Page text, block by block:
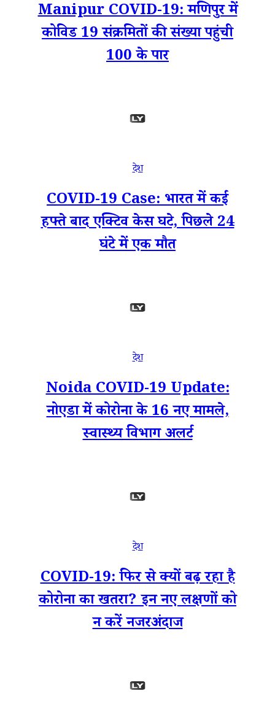
Manipur COVID-19: मणिपुर में
कोविड 19 संक्रमितों की संख्या पहुंची
100 के पार
देश
COVID-19 Case: भारत में कई
हफ्ते बाद एक्टिव केस घटे, पिछले 24
घंटे में एक मौत
देश
Noida COVID-19 Update:
नोएडा में कोरोना के 16 नए मामले,
स्वास्थ्य विभाग अलर्ट
देश
COVID-19: फिर से क्यों बढ़ रहा है
कोरोना का खतरा? इन नए लक्षणों को
न करें नजरअंदाज